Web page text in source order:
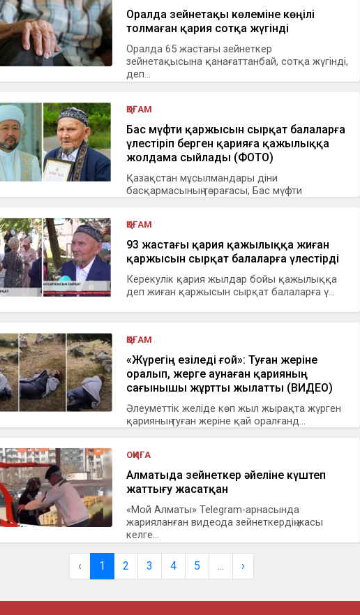
Оралда зейнетақы көлеміне көңілі
толмаған қария сотқа жүгінді
Оралда 65 жастағы зейнеткер
зейнетақысына қанағаттанбай, сотқа жүгінді,
деп...
ҚОҒАМ
Бас мүфти қаржысын сырқат балаларға
үлестіріп берген қарияға қажылыққа
жолдама сыйлады (ФОТО)
Қазақстан мұсылмандары діни
басқармасының төрағасы, Бас мүфти
ҚОҒАМ
93 жастағы қария қажылыққа жиған
қаржысын сырқат балаларға үлестірді
Керекулік қария жылдар бойы қажылыққа
деп жиған қаржысын сырқат балаларға ү...
ҚОҒАМ
«Жүрегің езіледі ғой»: Туған жеріне
оралып, жерге аунаған қарияның
сағынышы жұртты жылатты (ВИДЕО)
Әлеуметтік желіде көп жыл жырақта жүрген
қарияның туған жеріне қай оралғанд...
ОҚИҒА
Алматыда зейнеткер әйеліне күштеп
жаттығу жасатқан
«Мой Алматы» Telegram-арнасында
жарияланған видеода зейнеткердің жасы
келге...
‹ 1 2 3 4 5 ... ›